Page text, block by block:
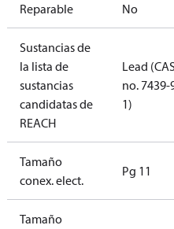
CCSCEDNVEACGLKRSLLC
NKKRINARMRSRoHS
RoHS
Reparable No
Sustancias de
la lista de
sustancias
candidatas de
REACH
Lead
no. 7439-
1)
Tamaño
conex. elect.
Pg 11
Tamaño